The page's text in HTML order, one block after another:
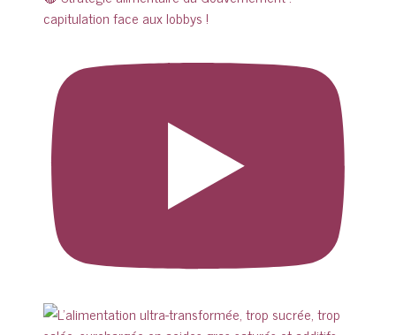
capitulation face aux lobbys !